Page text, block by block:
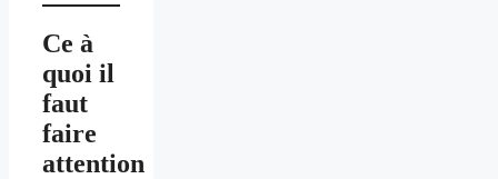
Ce à
quoi il
faut
faire
attention